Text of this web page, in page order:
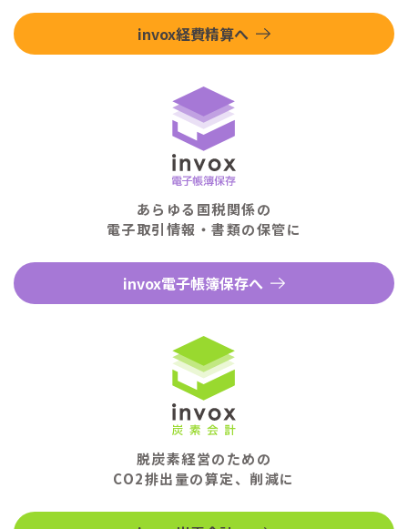
invox経費精算へ
あらゆる国税関係の
電子取引情報・書類の保管に
invox電子帳簿保存へ
脱炭素経営のための
CO2排出量の算定、削減に